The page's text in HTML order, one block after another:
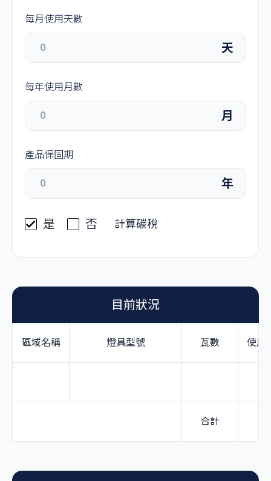
每月使用天數
天
每年使用月數
月
產品保固期
年
是 否 計算碳稅
目前狀況
區域名稱 燈具型號 瓦數 使用
合計